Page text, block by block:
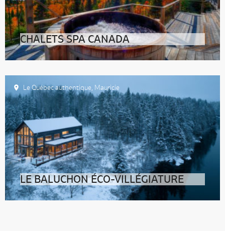
CHALETS SPA CANADA
Le Québec authentique Mauricie
LE BALUCHON ÉCO-VILLÉGIATURE